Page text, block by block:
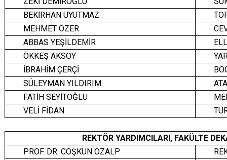
BEKİRHAN UYUTMAZ
MEHMET ÖZER
ABBAS YEŞİLDEMİR
ÖKKEŞ AKSOY
İBRAHİM ÇERÇİ
SÜLEYMAN YILDIRIM
FATİH SEYİTOĞLU
VELİ FİDAN
REKTÖR YARDIMCILARI, FAKÜLTE
PROF. DR. COŞKUN ÖZALP